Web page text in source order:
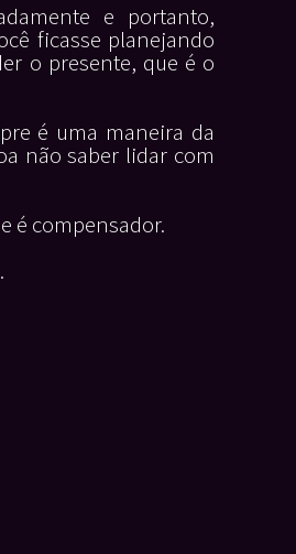
e portanto,
ficasse planejando
o presente, que é o
é uma maneira da
não saber lidar com
é compensador.